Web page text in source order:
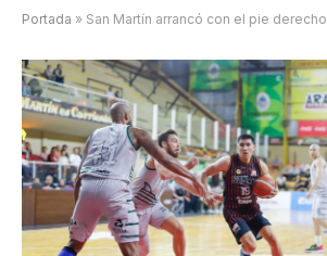
Portada » San Martín arrancó con el pie derecho